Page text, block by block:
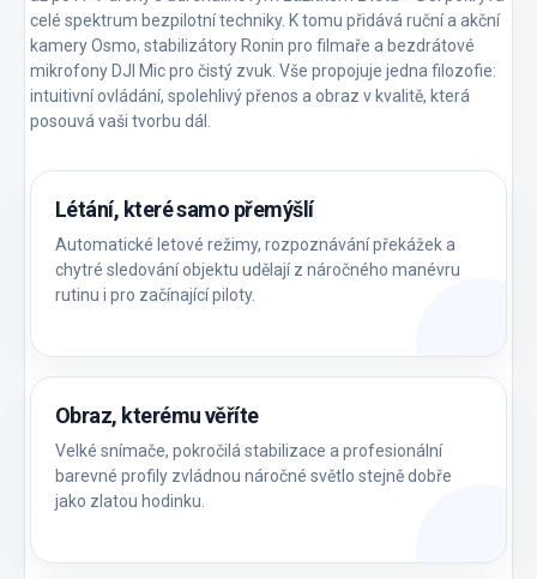
celé spektrum bezpilotní techniky. K tomu přidává ruční a akční
kamery Osmo, stabilizátory Ronin pro filmaře a bezdrátové
mikrofony DJI Mic pro čistý zvuk. Vše propojuje jedna filozofie:
intuitivní ovládání, spolehlivý přenos a obraz v kvalitě, která
posouvá vaši tvorbu dál.
Létání, které samo přemýšlí
Automatické letové režimy, rozpoznávání překážek a
chytré sledování objektu udělají z náročného manévru
rutinu i pro začínající piloty.
Obraz, kterému věříte
Velké snímače, pokročilá stabilizace a profesionální
barevné profily zvládnou náročné světlo stejně dobře
jako zlatou hodinku.